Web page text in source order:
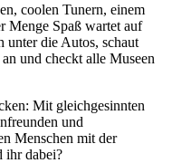
coolen Tunern, einem
Menge Spaß wartet auf
unter die Autos, schaut
und checkt alle Museen
Mit gleichgesinnten
und
Menschen mit der
ihr dabei?